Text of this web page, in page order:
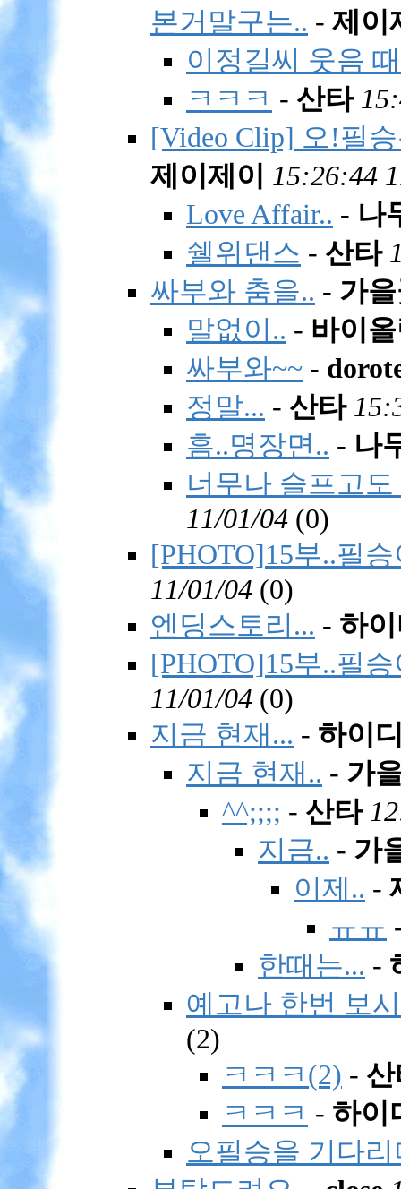
본거말구는.. - 제이
이정길씨 웃음
ㅋㅋㅋ - 산타
[Video Clip] 오!필
제이제이
15:26:44
Love Affair.. - 나
쉘위댄스 - 산타
싸부와 춤을.. - 가
말없이.. - 바이
싸부와~~ -
정말... - 산타
흠..명장면.. - 나
너무나 슬프고
11/01/04 (0)
[PHOTO]15부..필
11/01/04 (0)
엔딩스토리... - 하
[PHOTO]15부..필
11/01/04 (0)
지금 현재... - 하이
지금 현재.. - 가
^^;;;; - 산타
지금.. - 가
이제.. -
ㅠㅠ
한때는... -
예고나 한번 보
(2)
ㅋㅋㅋ(2) -
ㅋㅋㅋ - 하이
오필승을 기다리